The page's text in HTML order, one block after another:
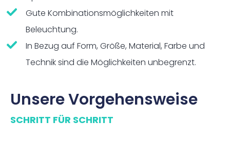
Gute Kombinationsmöglichkeiten mit
Beleuchtung.
In Bezug auf Form, Größe, Material, Farbe und
Technik sind die Möglichkeiten unbegrenzt.
Unsere Vorgehensweise
SCHRITT FÜR SCHRITT